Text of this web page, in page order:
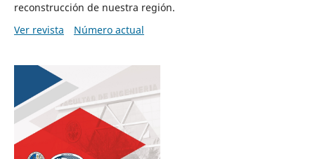
reconstrucción de nuestra región.
Ver revista
Número actual